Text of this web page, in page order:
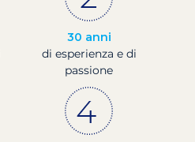
30 anni
di esperienza e di
passione